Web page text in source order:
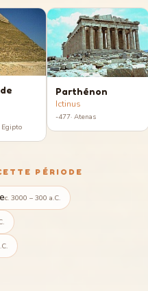
Egipto
Parthénon
Ictinus
-477· Atenas
PÉRIODE
c. 3000 – 300 a.C.